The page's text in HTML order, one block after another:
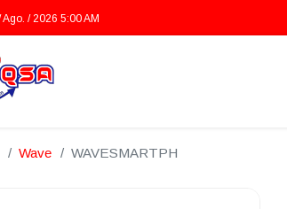
Ago. / 2026 5:00 AM
Wave WAVESMARTPH